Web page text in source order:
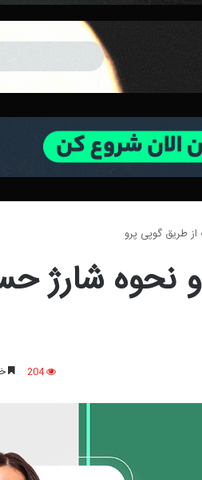
طریق گو‌پی پرو
شارژ
204